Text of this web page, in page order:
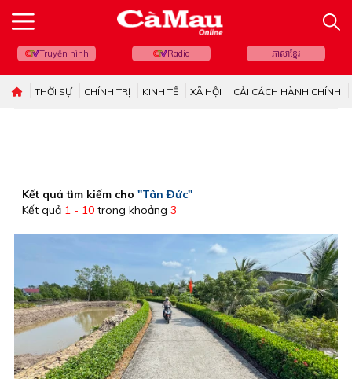
Truyền hình Radio ភាសាខ្មែរ
THỜI SỰ CHÍNH TRỊ KINH TẾ XÃ HỘI CẢI CÁCH HÀNH CHÍNH
Kết quả tìm kiếm cho "Tân Ðức"
Kết quả 1 - 10 trong khoảng 3